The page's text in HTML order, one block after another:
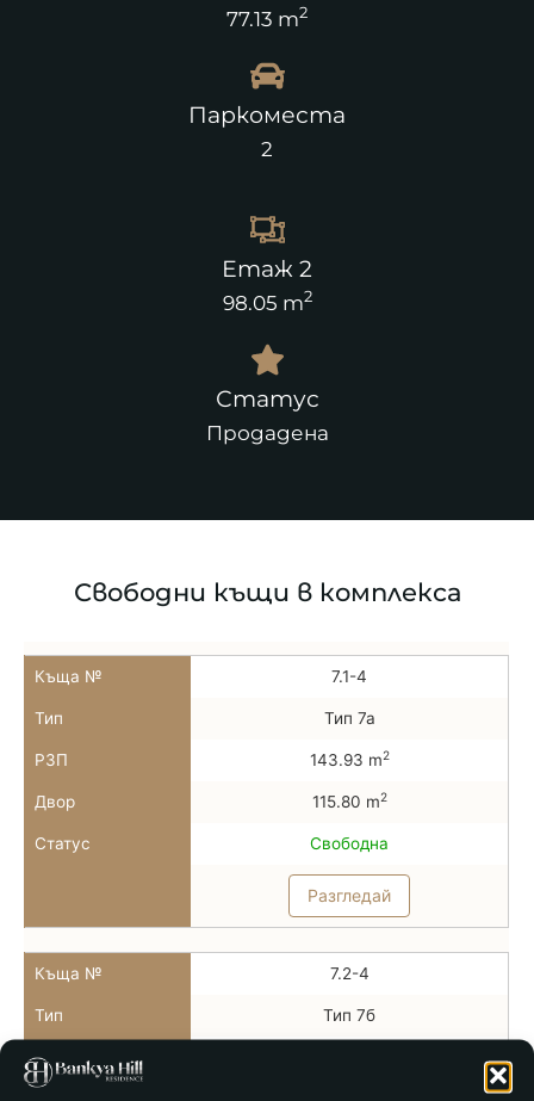
77.13 m2
Паркоместа
2
Етаж 2
98.05 m2
Статус
Продадена
Свободни къщи в комплекса
Къща № 7.1-4
Тип Тип 7а
РЗП 143.93 m2
Двор 115.80 m2
Статус Свободна
Разгледай
Къща № 7.2-4
Тип Тип 7б
РЗП